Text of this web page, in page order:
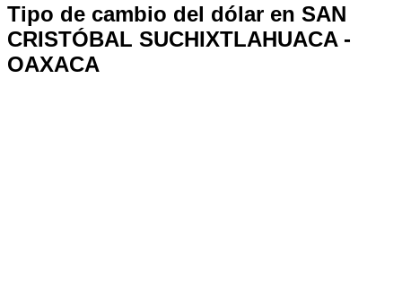
Tipo de cambio del dólar en SAN
CRISTÓBAL SUCHIXTLAHUACA -
OAXACA